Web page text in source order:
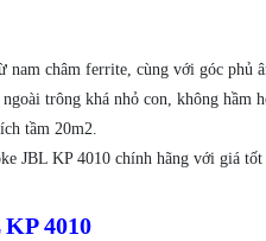
nam châm ferrite, cùng với góc phủ
trông khá nhỏ con, không
tầm 20m2.
JBL KP 4010 chính hãng với giá
4010